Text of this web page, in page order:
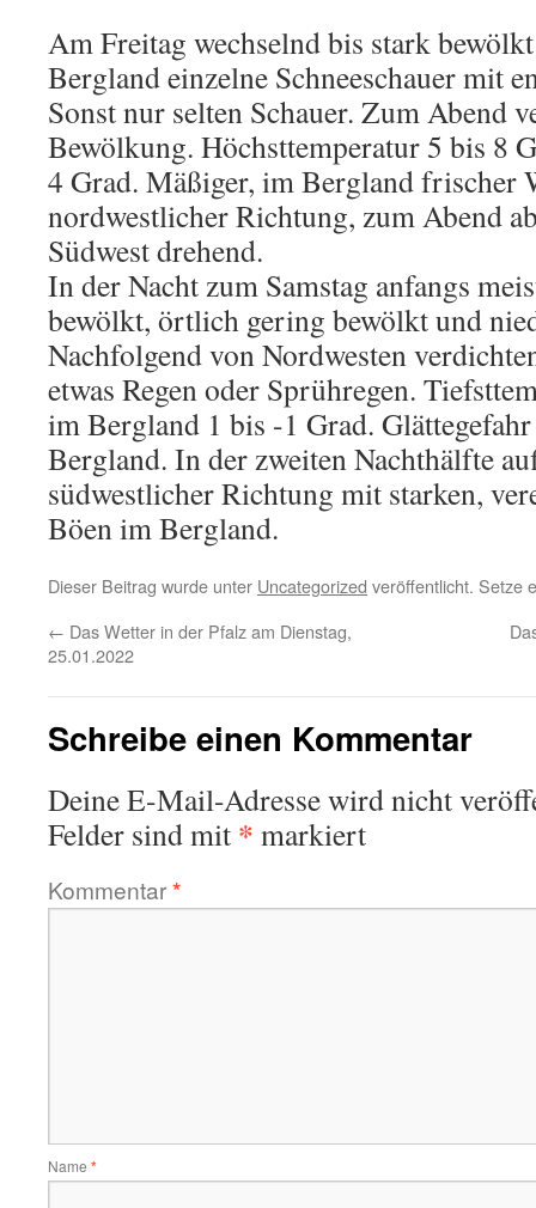
Am Freitag wechselnd bis stark
Bergland einzelne Schneeschauer mit
Sonst nur selten Schauer. Zum Abend
Bewölkung. Höchsttemperatur 5 bis 8
4 Grad. Mäßiger, im Bergland frischer
nordwestlicher Richtung, zum Abend
Südwest drehend.
In der Nacht zum Samstag anfangs
bewölkt, örtlich gering bewölkt und
Nachfolgend von Nordwesten
etwas Regen oder Sprühregen.
im Bergland 1 bis -1 Grad.
Bergland. In der zweiten Nachthälfte
südwestlicher Richtung mit starken,
Böen im Bergland.
Dieser Beitrag wurde unter Uncategorized veröffentlicht. Setze
← Das Wetter in der Pfalz am Dienstag,
25.01.2022
Schreibe einen Kommentar
Deine E-Mail-Adresse wird nicht
Felder sind mit * markiert
Kommentar*
Name *